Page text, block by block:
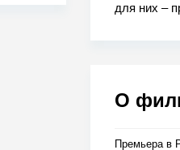
для них –
О
Премьера в